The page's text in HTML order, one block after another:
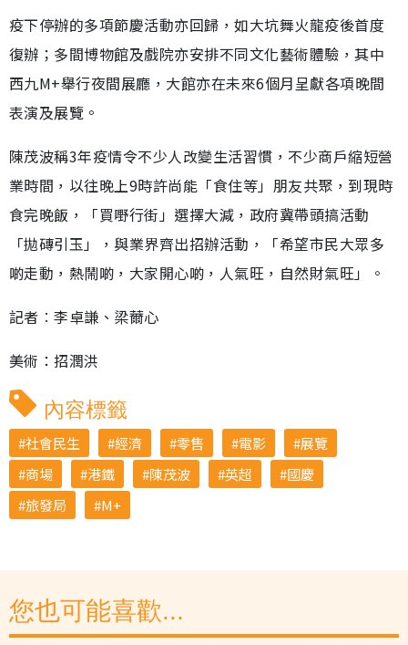
疫下停辦的多項節慶活動亦回歸，如大坑舞火龍疫後首度
復辦；多間博物館及戲院亦安排不同文化藝術體驗，其中
西九M+舉行夜間展廳，大館亦在未來6個月呈獻各項晚間
表演及展覽。
陳茂波稱3年疫情令不少人改變生活習慣，不少商戶縮短營
業時間，以往晚上9時許尚能「食住等」朋友共聚，到現時
食完晚飯，「買嘢行街」選擇大減，政府冀帶頭搞活動
「拋磚引玉」，與業界齊出招辦活動，「希望市民大眾多
啲走動，熱鬧啲，大家開心啲，人氣旺，自然財氣旺」。
記者︰李卓謙、梁薾心
美術：招潤洪
內容標籤
社會民生 經濟 零售 電影
展覽
商場
港鐵 陳茂波 英超
國慶
旅發局
M+
您也可能喜歡...